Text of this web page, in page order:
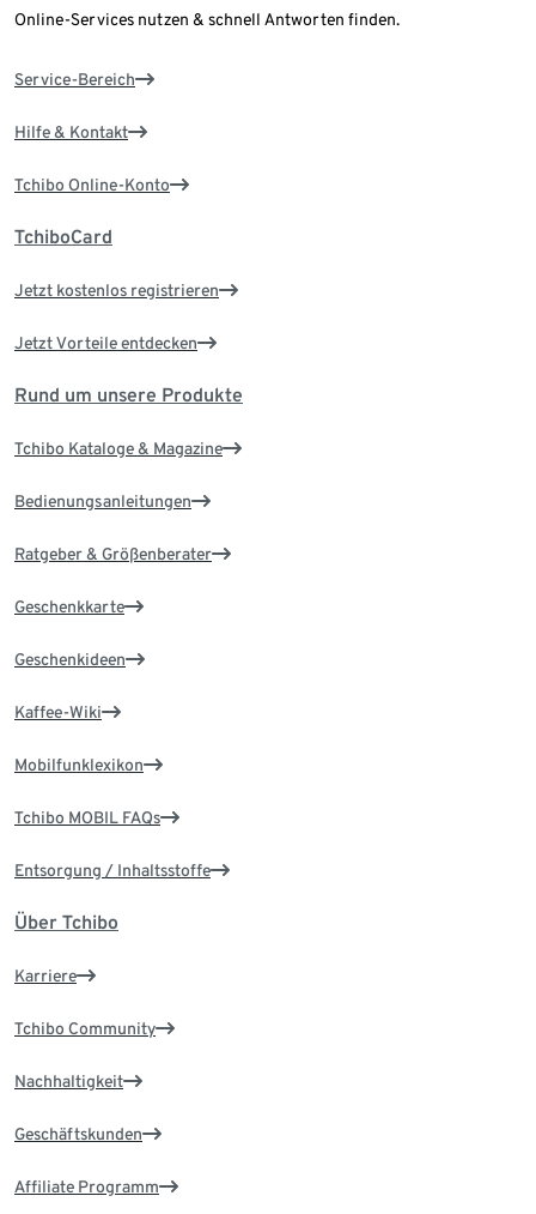
Online-Services nutzen & schnell Antworten finden.
Service-Bereich
Hilfe & Kontakt
Tchibo Online-Konto
TchiboCard
Jetzt kostenlos registrieren
Jetzt Vorteile entdecken
Rund um unsere Produkte
Tchibo Kataloge & Magazine
Bedienungsanleitungen
Ratgeber & Größenberater
Geschenkkarte
Geschenkideen
Kaffee-Wiki
Mobilfunklexikon
Tchibo MOBIL FAQs
Entsorgung / Inhaltsstoffe
Über Tchibo
Karriere
Tchibo Community
Nachhaltigkeit
Geschäftskunden
Affiliate Programm